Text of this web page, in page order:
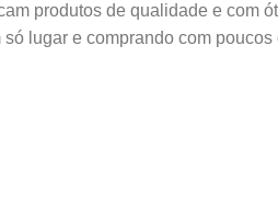
produtos de qualidade e com
lugar e comprando com